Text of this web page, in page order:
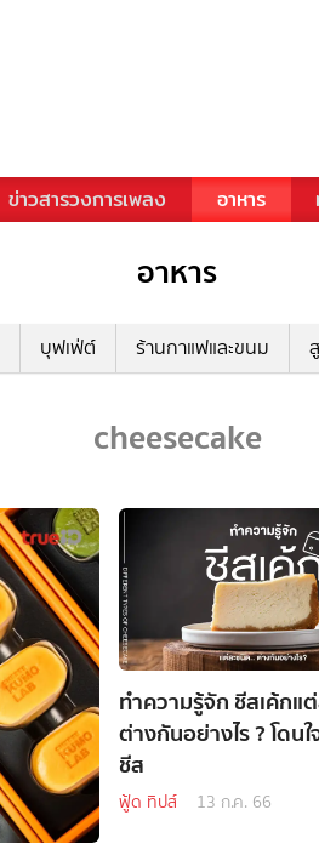
ข่าวสารวงการเพลง อาหาร
อาหาร
บุฟเฟ่ต์ ร้านกาแฟและขนม
cheesecake
ทำความรู้จัก ชีสเค้กแต่
ต่างกันอย่างไร ? โดน
ชีส
ฟู้ด ทิปส์ 13 ก.ค. 66